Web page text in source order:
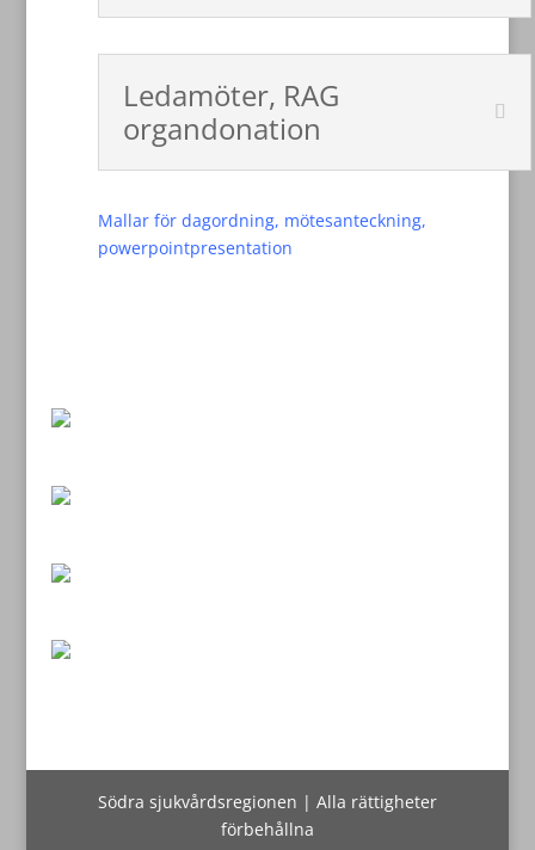
Ledamöter, RAG
organdonation
Mallar för dagordning, mötesanteckning,
powerpointpresentation
Södra sjukvårdsregionen | Alla rättigheter
förbehållna